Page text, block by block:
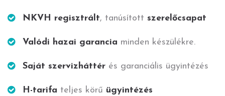
NKVH regisztrált, tanúsított szerelőcsapat
Valódi hazai garancia minden készülékre.
Saját szervizháttér és garanciális ügyintézés
H-tarifa teljes körű ügyintézés